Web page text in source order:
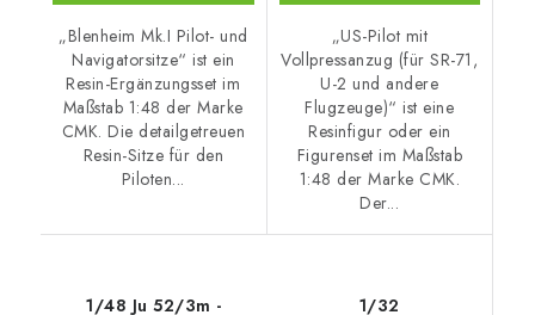
„Blenheim Mk.I Pilot- und
Navigatorsitze“ ist ein
Resin-Ergänzungsset im
Maßstab 1:48 der Marke
CMK. Die detailgetreuen
Resin-Sitze für den
Piloten...
„US-Pilot mit
Vollpressanzug (für SR-71,
U-2 und andere
Flugzeuge)“ ist eine
Resinfigur oder ein
Figurenset im Maßstab
1:48 der Marke CMK.
Der...
1/48 Ju 52/3m -
1/32